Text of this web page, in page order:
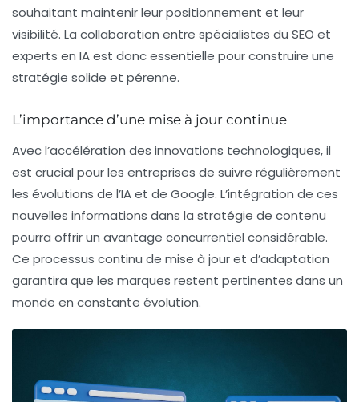
souhaitant maintenir leur positionnement et leur
visibilité. La collaboration entre spécialistes du SEO et
experts en IA est donc essentielle pour construire une
stratégie solide et pérenne.
L’importance d’une mise à jour continue
Avec l’accélération des innovations technologiques, il
est crucial pour les entreprises de suivre régulièrement
les évolutions de l’IA et de Google. L’intégration de ces
nouvelles informations dans la stratégie de contenu
pourra offrir un avantage concurrentiel considérable.
Ce processus continu de mise à jour et d’adaptation
garantira que les marques restent pertinentes dans un
monde en constante évolution.